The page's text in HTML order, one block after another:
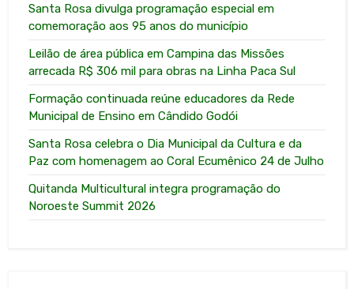
Santa Rosa divulga programação especial em
comemoração aos 95 anos do município
Leilão de área pública em Campina das Missões
arrecada R$ 306 mil para obras na Linha Paca Sul
Formação continuada reúne educadores da Rede
Municipal de Ensino em Cândido Godói
Santa Rosa celebra o Dia Municipal da Cultura e da
Paz com homenagem ao Coral Ecumênico 24 de Julho
Quitanda Multicultural integra programação do
Noroeste Summit 2026